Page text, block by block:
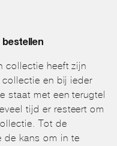
bestellen
collectie heeft zijn
en bij ieder
staat met een terugtel
tijd er resteert om
Tot de
de kans om in te